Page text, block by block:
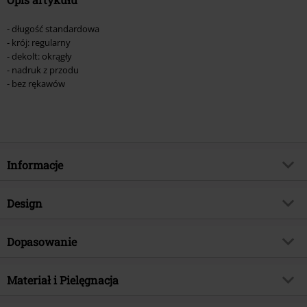
- długość standardowa
- krój: regularny
- dekolt: okrągły
- nadruk z przodu
- bez rękawów
Informacje
Numer artykułu
Kategoria produktu
Brandfun
Design
Rodzaj artykułu
Nadruk
Dopasowanie
Krój - Top
Materiał i Pielęgnacja